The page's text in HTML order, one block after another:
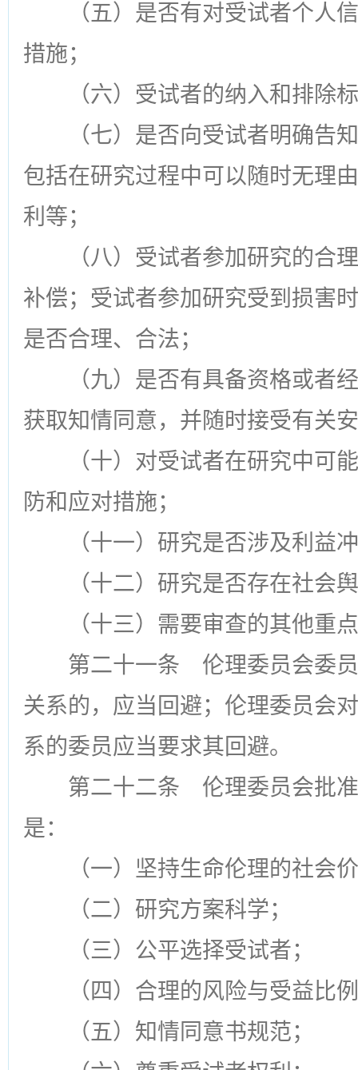
（五）是否有对受试者个人
措施；
（六）受试者的纳入和排除
（七）是否向受试者明确告
包括在研究过程中可以随时无理
利等；
（八）受试者参加研究的合
补偿；受试者参加研究受到损害
是否合理、合法；
（九）是否有具备资格或者
获取知情同意，并随时接受有关
（十）对受试者在研究中可
防和应对措施；
（十一）研究是否涉及利益
（十二）研究是否存在社会
（十三）需要审查的其他重
第二十一条 伦理委员会委
关系的，应当回避；伦理委员会
系的委员应当要求其回避。
第二十二条 伦理委员会批
是：
（一）坚持生命伦理的社会
（二）研究方案科学；
（三）公平选择受试者；
（四）合理的风险与受益比
（五）知情同意书规范；